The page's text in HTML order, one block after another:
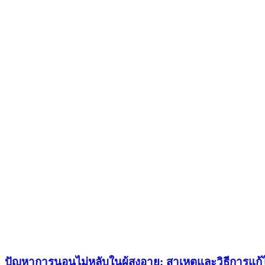
ปัญหาการนอนไม่หลับในผู้สูงอายุ: สาเหตุและวิธีการแก้